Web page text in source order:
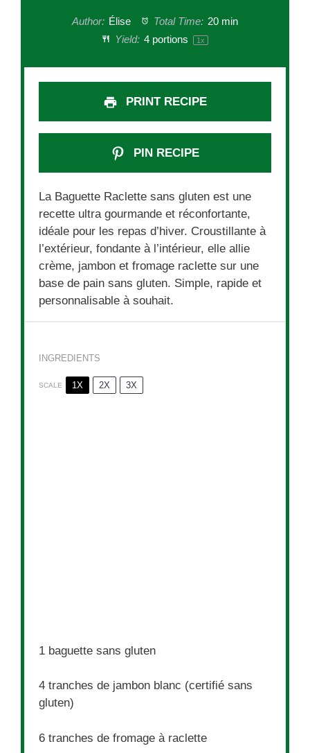
Author: Élise Total Time: 20 min
Yield: 4portions 1 x
PRINT RECIPE
PIN RECIPE
La Baguette Raclette sans gluten est une
recette ultra gourmande et réconfortante,
idéale pour les repas d’hiver. Croustillante à
l’extérieur, fondante à l’intérieur, elle allie
crème, jambon et fromage raclette sur une
base de pain sans gluten. Simple, rapide et
personnalisable à souhait.
INGREDIENTS
SCALE 1X 2X 3X
1 baguette sans gluten
4 tranches de jambon blanc (certifié sans
gluten)
6 tranches de fromage à raclette